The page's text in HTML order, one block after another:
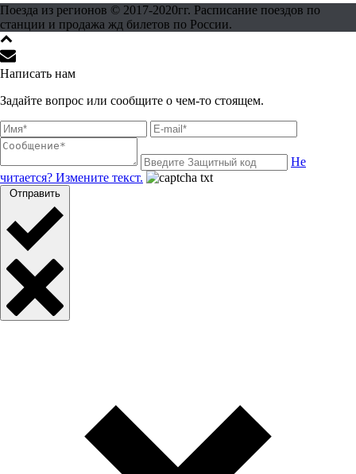
Поезда из регионов © 2017-2020гг. Расписание поездов по
станции и продажа жд билетов по России.
Написать нам
Задайте вопрос или сообщите о чем-то стоящем.
Не
читается? Измените текст.
Отправить